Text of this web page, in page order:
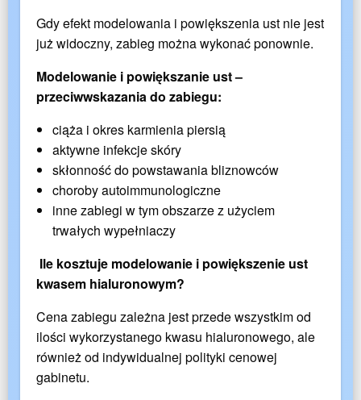
Gdy efekt modelowania i powiększenia ust nie jest
już widoczny, zabieg można wykonać ponownie.
Modelowanie i powiększanie ust –
przeciwwskazania do zabiegu:
ciąża i okres karmienia piersią
aktywne infekcje skóry
skłonność do powstawania bliznowców
choroby autoimmunologiczne
inne zabiegi w tym obszarze z użyciem
trwałych wypełniaczy
Ile kosztuje modelowanie i powiększenie ust
kwasem hialuronowym?
Cena zabiegu zależna jest przede wszystkim od
ilości wykorzystanego kwasu hialuronowego, ale
również od indywidualnej polityki cenowej
gabinetu.